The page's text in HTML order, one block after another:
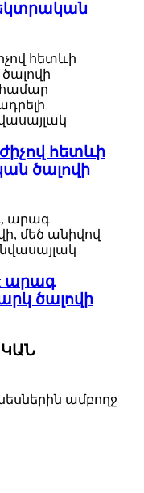
հետևի
ծալովի
արագ
ծալովի
ամբողջ